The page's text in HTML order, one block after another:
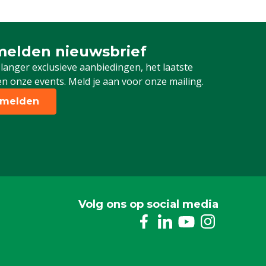
nieuwsbrief
exclusieve aanbiedingen, het laatste
onze events. Meld je aan voor onze mailing.
in voor onze nieuwsbrief
Volg ons op social media